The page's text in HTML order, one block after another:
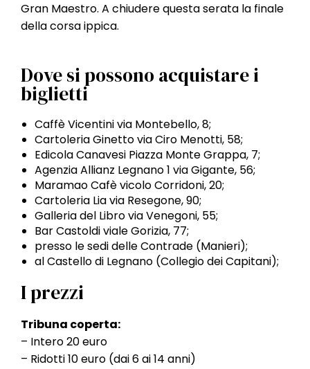
Gran Maestro. A chiudere questa serata la finale
della corsa ippica.
Dove si possono acquistare i
biglietti
Caffè Vicentini via Montebello, 8;
Cartoleria Ginetto via Ciro Menotti, 58;
Edicola Canavesi Piazza Monte Grappa, 7;
Agenzia Allianz Legnano 1 via Gigante, 56;
Maramao Cafè vicolo Corridoni, 20;
Cartoleria Lia via Resegone, 90;
Galleria del Libro via Venegoni, 55;
Bar Castoldi viale Gorizia, 77;
presso le sedi delle Contrade (Manieri);
al Castello di Legnano (Collegio dei Capitani);
I prezzi
Tribuna coperta:
– Intero 20 euro
– Ridotti 10 euro (dai 6 ai 14 anni)